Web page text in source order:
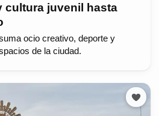
cultura juvenil hasta
ocio creativo, deporte y
de la ciudad.